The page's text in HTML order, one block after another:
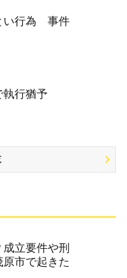
い行為 事件
執行猶予
立要件や刑
市で起きた